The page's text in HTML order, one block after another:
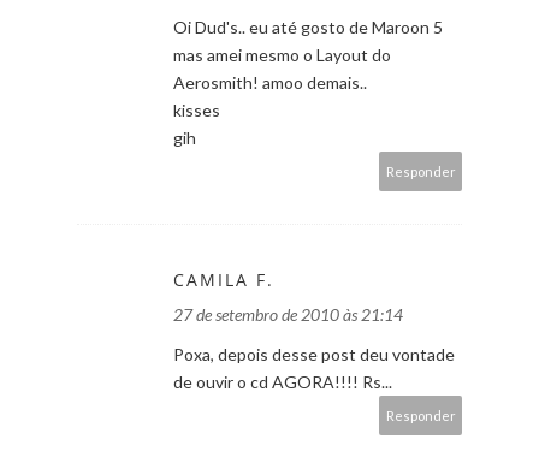
Oi Dud's.. eu até gosto de Maroon 5
mas amei mesmo o Layout do
Aerosmith! amoo demais..
kisses
gih
Responder
CAMILA F.
27 de setembro de 2010 às 21:14
Poxa, depois desse post deu vontade
de ouvir o cd AGORA!!!! Rs...
Responder